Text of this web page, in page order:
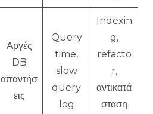
Αργές
DB
απαντήσ
εις
Query
time,
slow
query
log
Indexin
g,
refacto
r,
αντικατά
σταση